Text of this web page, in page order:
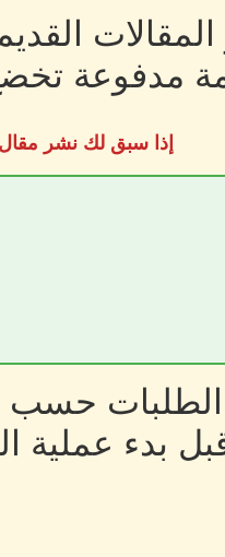
مدفوعة
إذا سبق لك نشر
حسب
بدء عملية